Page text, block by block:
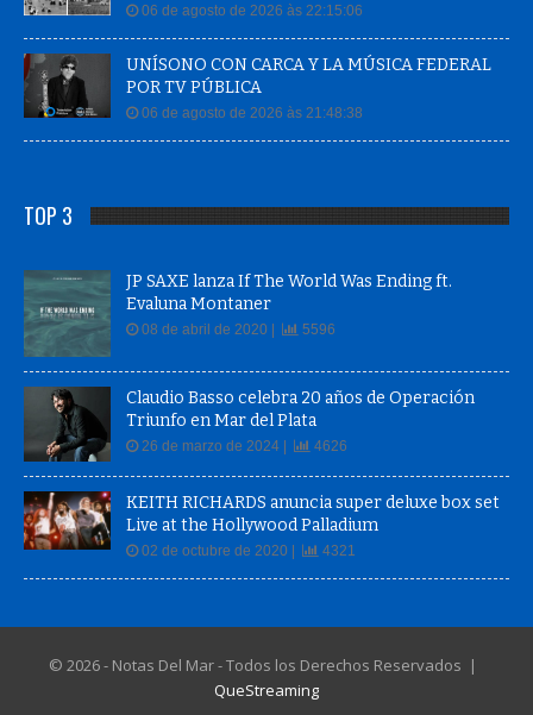
06 de agosto de 2026 às 22:15:06
UNÍSONO CON CARCA Y LA MÚSICA FEDERAL
POR TV PÚBLICA
06 de agosto de 2026 às 21:48:38
TOP 3
JP SAXE lanza If The World Was Ending ft.
Evaluna Montaner
08 de abril de 2020 | 5596
Claudio Basso celebra 20 años de Operación
Triunfo en Mar del Plata
26 de marzo de 2024 | 4626
KEITH RICHARDS anuncia super deluxe box set
Live at the Hollywood Palladium
02 de octubre de 2020 | 4321
© 2026 - Notas Del Mar - Todos los Derechos Reservados |
QueStreaming